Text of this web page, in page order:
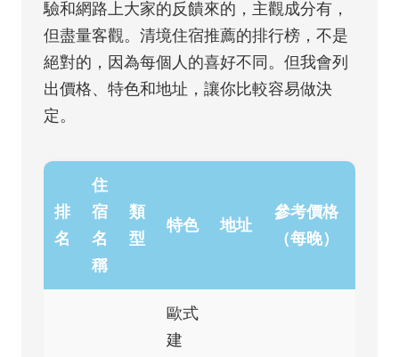
驗和網路上大家的反饋來的，主觀成分有，
但盡量客觀。清境住宿推薦的排行榜，不是
絕對的，因為每個人的喜好不同。但我會列
出價格、特色和地址，讓你比較容易做決
定。
排
名
住
宿
名
稱
類
型
特色 地址
參考價格
（每晚）
歐式
建